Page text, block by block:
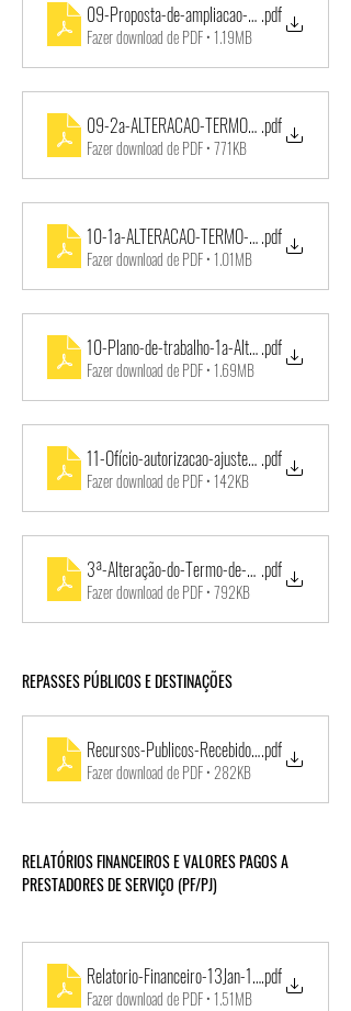
09-Proposta-de-ampliacao-de-atendimento-
.pdf
Fazer download de PDF • 1.19MB
09-2a-ALTERACAO-TERMO-DE-
.pdf
Fazer download de PDF • 771KB
10-1a-ALTERACAO-TERMO-COLAB-
.pdf
Fazer download de PDF • 1.01MB
10-Plano-de-trabalho-1a-Alteracao-do-
.pdf
Fazer download de PDF • 1.69MB
11-Ofício-autorizacao-ajuste-Plano-de-
.pdf
Fazer download de PDF • 142KB
3ª-Alteração-do-Termo-de-Colaboração-
.pdf
Fazer download de PDF • 792KB
REPASSES PÚBLICOS E DESTINAÇÕES
Recursos-Publicos-Recebidos-TC003-2018-
.pdf
Fazer download de PDF • 282KB
RELATÓRIOS FINANCEIROS E VALORES PAGOS A
PRESTADORES DE SERVIÇO (PF/PJ)
Relatorio-Financeiro-13Jan-12Fev_2019-1
.pdf
Fazer download de PDF • 1.51MB